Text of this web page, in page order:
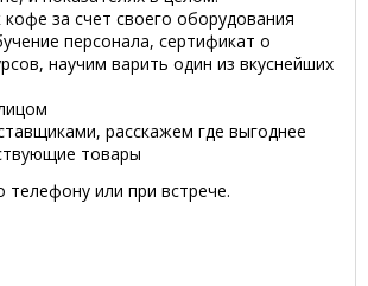
кофе за счет своего оборудования
персонала, сертификат о
научим варить один из вкуснейших
расскажем где выгоднее
товары
телефону или при встрече.